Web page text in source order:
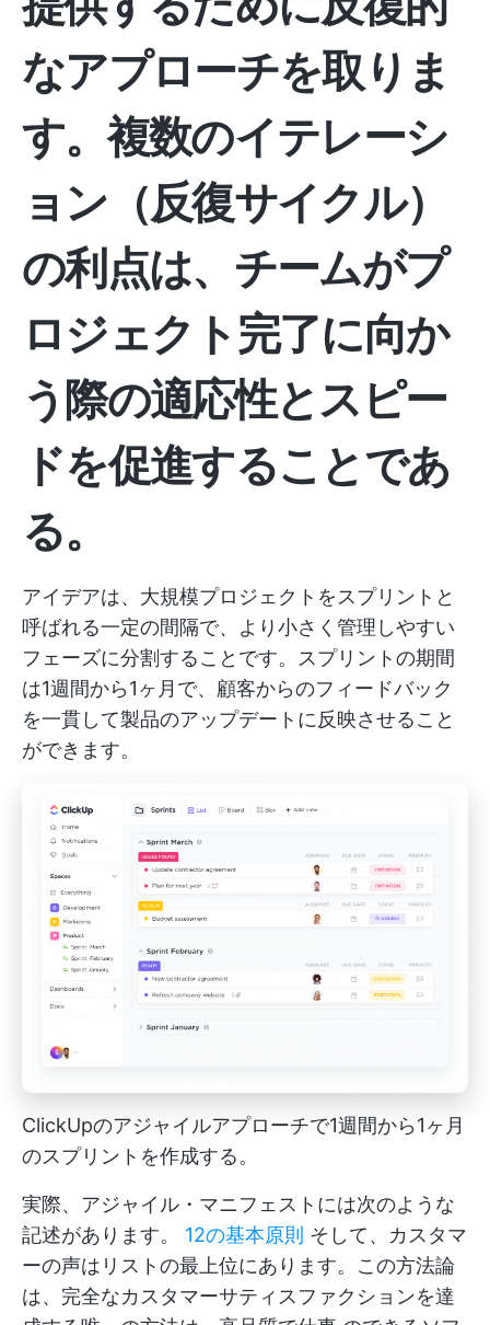
なアプローチを取りま
す。複数のイテレーシ
ョン（反復サイクル）
の利点は、チームがプ
ロジェクト完了に向か
う際の適応性とスピー
ドを促進することであ
る。
アイデアは、大規模プロジェクトをスプリントと
呼ばれる一定の間隔で、より小さく管理しやすい
フェーズに分割することです。スプリントの期間
は1週間から1ヶ月で、顧客からのフィードバック
を一貫して製品のアップデートに反映させること
ができます。
ClickUpのアジャイルアプローチで1週間から1ヶ月
のスプリントを作成する。
実際、アジャイル・マニフェストには次のような
記述があります。 12の基本原則 そして、カスタマ
ーの声はリストの最上位にあります。この方法論
は、完全なカスタマーサティスファクションを達